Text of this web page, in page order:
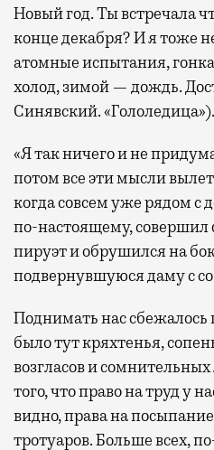
Новый год. Ты встречала
конце декабря? И я тоже
атомные испытания,
холод, зимой — дождь.
Синявский. «Гололедица»).
«Я так ничего и не
потом все эти мысли
когда совсем уже рядом с
по-настоящему, совершил
пируэт и обрушился на
подвернувшуюся даму с
Поднимать нас сбежалось
было тут кряхтенья,
возгласов и
того, что право на труд у
видно, права на
тротуаров. Больше всех,